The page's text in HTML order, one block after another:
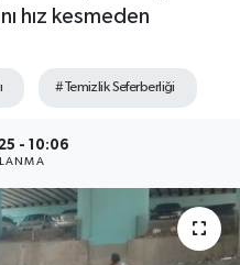
hız kesmeden
#Temizlik Seferberliği
- 10:06